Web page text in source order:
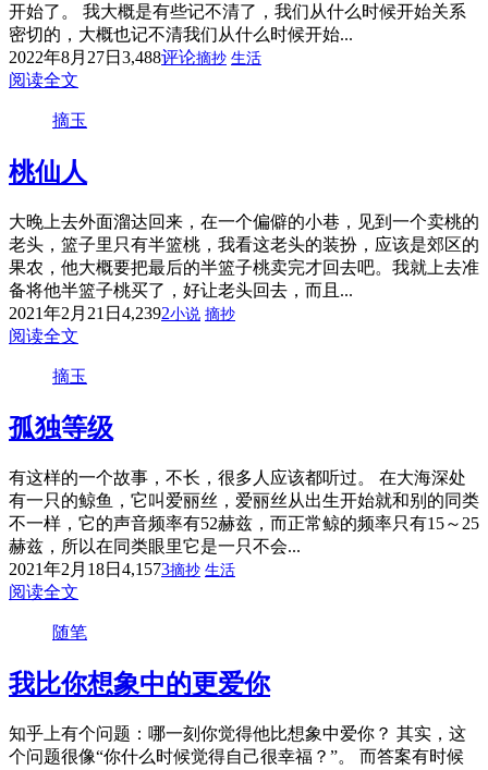
开始了。 我大概是有些记不清了，我们从什么时候开始关系
密切的，大概也记不清我们从什么时候开始...
2022年8月27日 3,488评论摘抄 生活
阅读全文
摘玉
桃仙人
大晚上去外面溜达回来，在一个偏僻的小巷，见到一个卖桃的
老头，篮子里只有半篮桃，我看这老头的装扮，应该是郊区的
果农，他大概要把最后的半篮子桃卖完才回去吧。我就上去准
备将他半篮子桃买了，好让老头回去，而且...
2021年2月21日 4,2392小说 摘抄
阅读全文
摘玉
孤独等级
有这样的一个故事，不长，很多人应该都听过。 在大海深处
有一只的鲸鱼，它叫爱丽丝，爱丽丝从出生开始就和别的同类
不一样，它的声音频率有52赫兹，而正常鲸的频率只有15～25
赫兹，所以在同类眼里它是一只不会...
2021年2月18日 4,1573摘抄 生活
阅读全文
随笔
我比你想象中的更爱你
知乎上有个问题：哪一刻你觉得他比想象中爱你？ 其实，这
个问题很像“你什么时候觉得自己很幸福？”。 而答案有时候